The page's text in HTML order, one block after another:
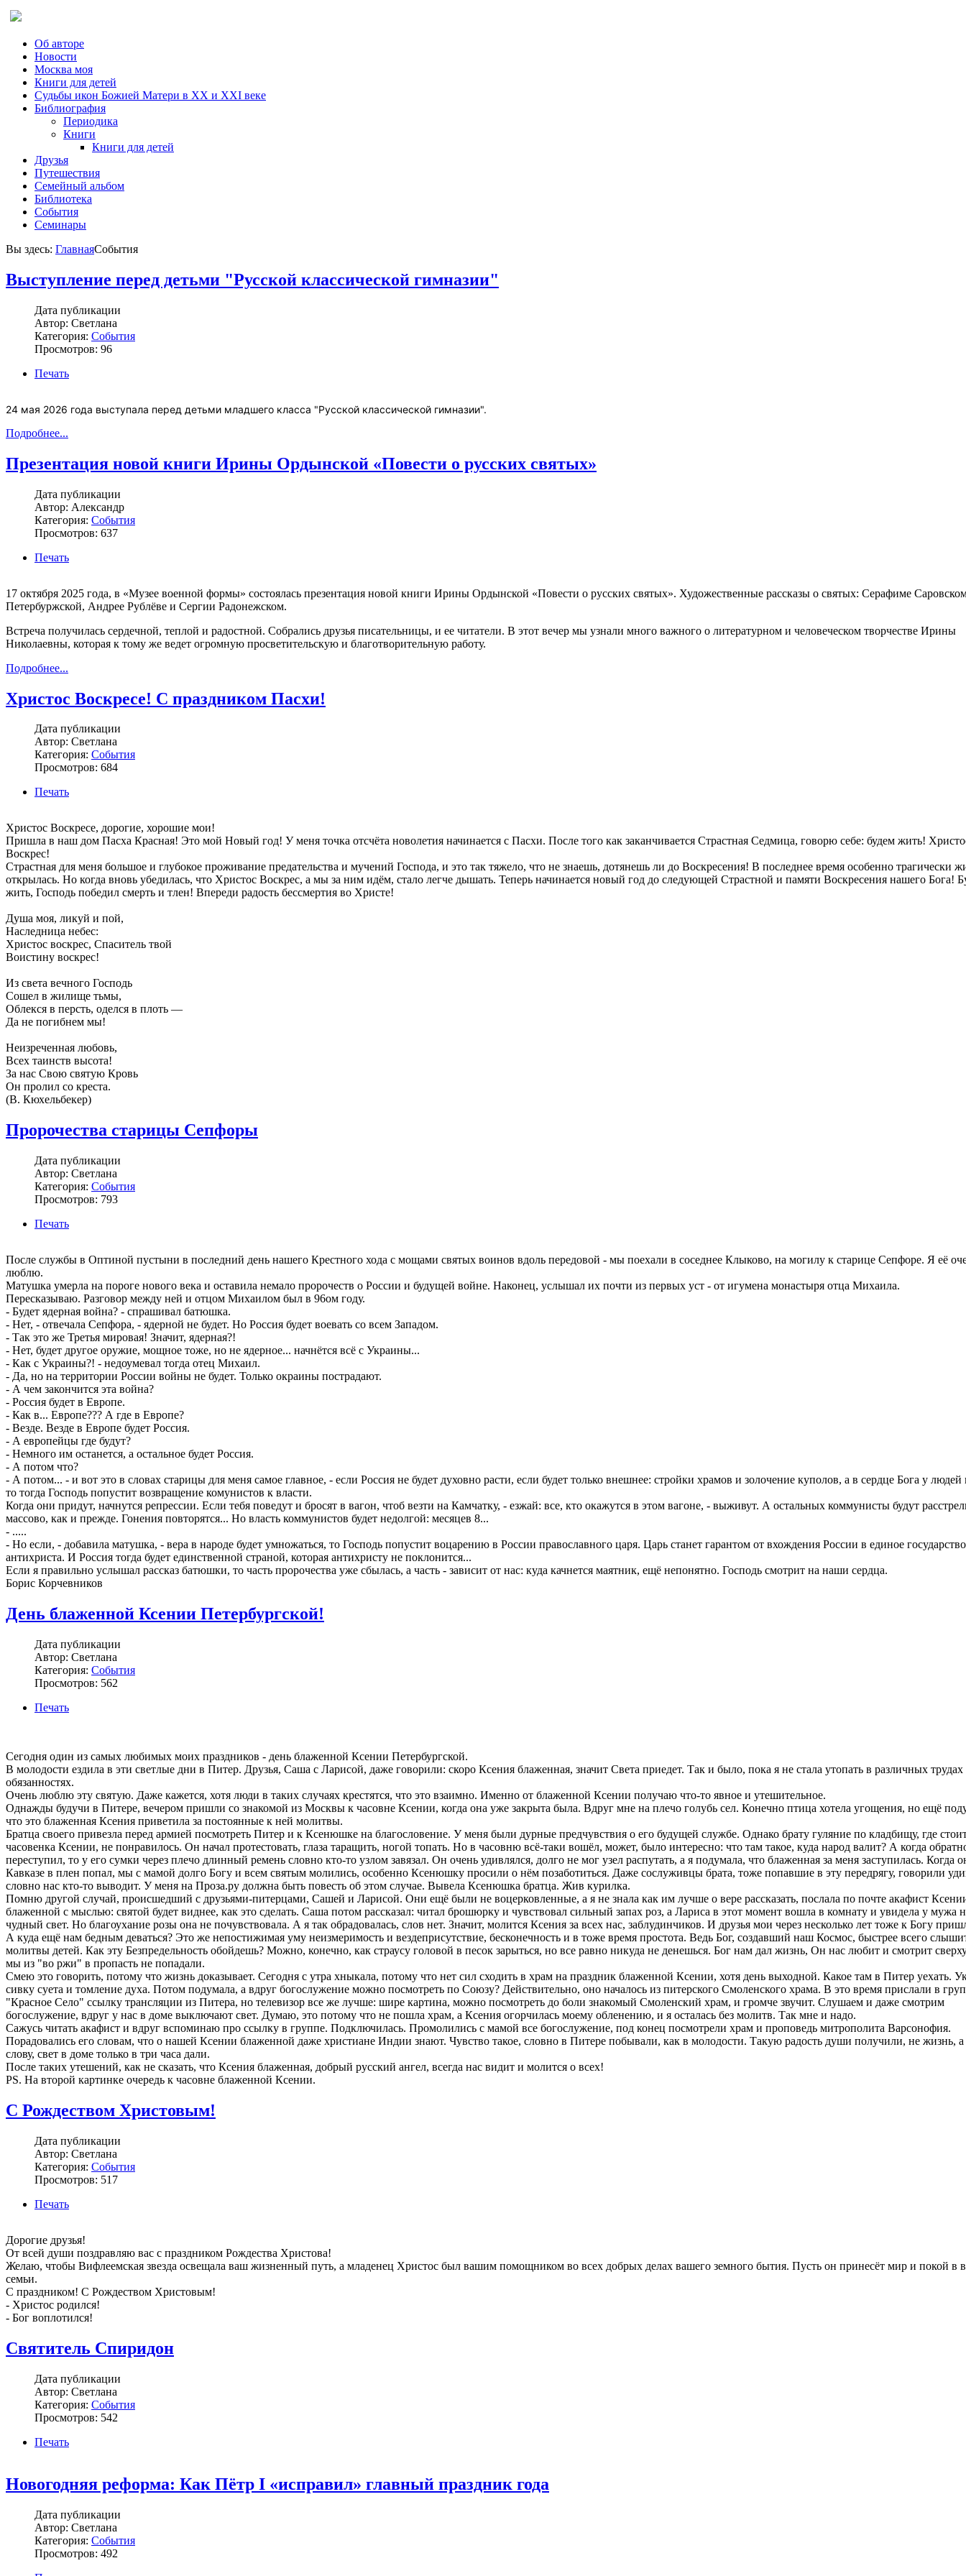
Об авторе
Новости
Москва моя
Книги для детей
Судьбы икон Божией Матери в ХХ и ХХI веке
Библиография
Периодика
Книги
Книги для детей
Друзья
Путешествия
Семейный альбом
Библиотека
События
Семинары
Вы здесь: ГлавнаяСобытия
Выступление перед детьми "Русской классической гимназии"
Дата публикации
Автор: Светлана
Категория: События
Просмотров: 96
Печать
24 мая 2026 года выступала перед детьми младшего класса "Русской классической гимназии".
Подробнее...
Презентация новой книги Ирины Ордынской «Повести о русских святых»
Дата публикации
Автор: Александр
Категория: События
Просмотров: 637
Печать
17 октября 2025 года, в «Музее военной формы» состоялась презентация новой книги Ирины Ордынской «Повести о русских святых». Художественные рассказы о святых: Серафиме
Петербуржской, Андрее Рублёве и Сергии Радонежском.
Встреча получилась сердечной, теплой и радостной. Собрались друзья писательницы, и ее читатели. В этот вечер мы узнали много важного о литературном и человеческом творчестве Ирины
Николаевны, которая к тому же ведет огромную просветительскую и благотворительную работу.
Подробнее...
Христос Воскресе! С праздником Пасхи!
Дата публикации
Автор: Светлана
Категория: События
Просмотров: 684
Печать
Христос Воскресе, дорогие, хорошие мои!
Пришла в наш дом Пасха Красная! Это мой Новый год! У меня точка отсчёта новолетия начинается с Пасхи. После того как заканчивается Страстная Седмица, говорю себе: будем жить!
Воскрес!
Страстная для меня большое и глубокое проживание предательства и мучений Господа, и это так тяжело, что не знаешь, дотянешь ли до Воскресения! В последнее время особенно трагически
открылась. Но когда вновь убедилась, что Христос Воскрес, а мы за ним идём, стало легче дышать. Теперь начинается новый год до следующей Страстной и памяти Воскресения нашего Бога!
жить, Господь победил смерть и тлен! Впереди радость бессмертия во Христе!
Душа моя, ликуй и пой,
Наследница небес:
Христос воскрес, Спаситель твой
Воистину воскрес!
Из света вечного Господь
Сошел в жилище тьмы,
Облекся в персть, оделся в плоть —
Да не погибнем мы!
Неизреченная любовь,
Всех таинств высота!
За нас Свою святую Кровь
Он пролил со креста.
(В. Кюхельбекер)
Пророчества старицы Сепфоры
Дата публикации
Автор: Светлана
Категория: События
Просмотров: 793
Печать
После службы в Оптиной пустыни в последний день нашего Крестного хода с мощами святых воинов вдоль передовой - мы поехали в соседнее Клыково, на могилу к старице Сепфоре. Я её
люблю.
Матушка умерла на пороге нового века и оставила немало пророчеств о России и будущей войне. Наконец, услышал их почти из первых уст - от игумена монастыря отца Михаила.
Пересказываю. Разговор между ней и отцом Михаилом был в 96ом году.
- Будет ядерная война? - спрашивал батюшка.
- Нет, - отвечала Сепфора, - ядерной не будет. Но Россия будет воевать со всем Западом.
- Так это же Третья мировая! Значит, ядерная?!
- Нет, будет другое оружие, мощное тоже, но не ядерное... начнётся всё с Украины...
- Как с Украины?! - недоумевал тогда отец Михаил.
- Да, но на территории России войны не будет. Только окраины пострадают.
- А чем закончится эта война?
- Россия будет в Европе.
- Как в... Европе??? А где в Европе?
- Везде. Везде в Европе будет Россия.
- А европейцы где будут?
- Немного им останется, а остальное будет Россия.
- А потом что?
- А потом... - и вот это в словах старицы для меня самое главное, - если Россия не будет духовно расти, если будет только внешнее: стройки храмов и золочение куполов, а в сердце Бога у людей
то тогда Господь попустит возвращение комунистов к власти.
Когда они придут, начнутся репрессии. Если тебя поведут и бросят в вагон, чтоб везти на Камчатку, - езжай: все, кто окажутся в этом вагоне, - выживут. А остальных коммунисты будут
массово, как и прежде. Гонения повторятся... Но власть коммунистов будет недолгой: месяцев 8...
- .....
- Но если, - добавила матушка, - вера в народе будет умножаться, то Господь попустит воцарению в России православного царя. Царь станет гарантом от вхождения России в единое государство
антихриста. И Россия тогда будет единственной страной, которая антихристу не поклонится...
Если я правильно услышал рассказ батюшки, то часть пророчества уже сбылась, а часть - зависит от нас: куда качнется маятник, ещё непонятно. Господь смотрит на наши сердца.
Борис Корчевников
День блаженной Ксении Петербургской!
Дата публикации
Автор: Светлана
Категория: События
Просмотров: 562
Печать
Сегодня один из самых любимых моих праздников - день блаженной Ксении Петербургской.
В молодости ездила в эти светлые дни в Питер. Друзья, Саша с Ларисой, даже говорили: скоро Ксения блаженная, значит Света приедет. Так и было, пока я не стала утопать в различных трудах
обязанностях.
Очень люблю эту святую. Даже кажется, хотя люди в таких случаях крестятся, что это взаимно. Именно от блаженной Ксении получаю что-то явное и утешительное.
Однажды будучи в Питере, вечером пришли со знакомой из Москвы к часовне Ксении, когда она уже закрыта была. Вдруг мне на плечо голубь сел. Конечно птица хотела угощения, но ещё
что это блаженная Ксения приветила за постоянные к ней молитвы.
Братца своего привезла перед армией посмотреть Питер и к Ксенюшке на благословение. У меня были дурные предчувствия о его будущей службе. Однако брату гуляние по кладбищу, где
часовенка Ксении, не понравилось. Он начал протестовать, глаза таращить, ногой топать. Но в часовню всё-таки вошёл, может, было интересно: что там такое, куда народ валит? А когда
переступил, то у его сумки через плечо длинный ремень словно кто-то узлом завязал. Он очень удивлялся, долго не мог узел распутать, а я подумала, что блаженная за меня заступилась. Когда
Кавказе в плен попал, мы с мамой долго Богу и всем святым молились, особенно Ксенюшку просили о нём позаботиться. Даже сослуживцы брата, тоже попавшие в эту передрягу, говорили
словно нас кто-то выводит. У меня на Проза.ру должна быть повесть об этом случае. Вывела Ксенюшка братца. Жив курилка.
Помню другой случай, происшедший с друзьями-питерцами, Сашей и Ларисой. Они ещё были не воцерковленные, а я не знала как им лучше о вере рассказать, послала по почте акафист
блаженной с мыслью: святой будет виднее, как это сделать. Саша потом рассказал: читал брошюрку и чувствовал сильный запах роз, а Лариса в этот момент вошла в комнату и увидела у мужа
чудный свет. Но благоухание розы она не почувствовала. А я так обрадовалась, слов нет. Значит, молится Ксения за всех нас, заблудинчиков. И друзья мои через несколько лет тоже к Богу
А куда ещё нам бедным деваться? Это же непостижимая уму неизмеримость и вездеприсутствие, бесконечность и в тоже время простота. Ведь Бог, создавший наш Космос, быстрее всего
молитвы детей. Как эту Безпредельность обойдешь? Можно, конечно, как страусу головой в песок зарыться, но все равно никуда не денешься. Бог нам дал жизнь, Он нас любит и смотрит
мы из "во ржи" в пропасть не попадали.
Смею это говорить, потому что жизнь доказывает. Сегодня с утра хныкала, потому что нет сил сходить в храм на праздник блаженной Ксении, хотя день выходной. Какое там в Питер уехать.
сивку суета и томление духа. Потом подумала, а вдруг богослужение можно посмотреть по Союзу? Действительно, оно началось из питерского Смоленского храма. В это время прислали в
"Красное Село" ссылку трансляции из Питера, но телевизор все же лучше: шире картина, можно посмотреть до боли знакомый Смоленский храм, и громче звучит. Слушаем и даже смотрим
богослужение, вдруг у нас в доме выключают свет. Думаю, это потому что не пошла храм, а Ксения огорчилась моему обленению, и я осталась без молитв. Так мне и надо.
Сажусь читать акафист и вдруг вспоминаю про ссылку в группе. Подключилась. Промолились с мамой все богослужение, под конец посмотрели храм и проповедь митрополита Варсонофия.
Порадовались его словам, что о нашей Ксении блаженной даже христиане Индии знают. Чувство такое, словно в Питере побывали, как в молодости. Такую радость души получили, не жизнь,
слову, свет в доме только в три часа дали.
После таких утешений, как не сказать, что Ксения блаженная, добрый русский ангел, всегда нас видит и молится о всех!
PS. На второй картинке очередь к часовне блаженной Ксении.
С Рождеством Христовым!
Дата публикации
Автор: Светлана
Категория: События
Просмотров: 517
Печать
Дорогие друзья!
От всей души поздравляю вас с праздником Рождества Христова!
Желаю, чтобы Вифлеемская звезда освещала ваш жизненный путь, а младенец Христос был вашим помощником во всех добрых делах вашего земного бытия. Пусть он принесёт мир и покой в
семьи.
С праздником! С Рождеством Христовым!
- Христос родился!
- Бог воплотился!
Святитель Спиридон
Дата публикации
Автор: Светлана
Категория: События
Просмотров: 542
Печать
Новогодняя реформа: Как Пётр I «исправил» главный праздник года
Дата публикации
Автор: Светлана
Категория: События
Просмотров: 492